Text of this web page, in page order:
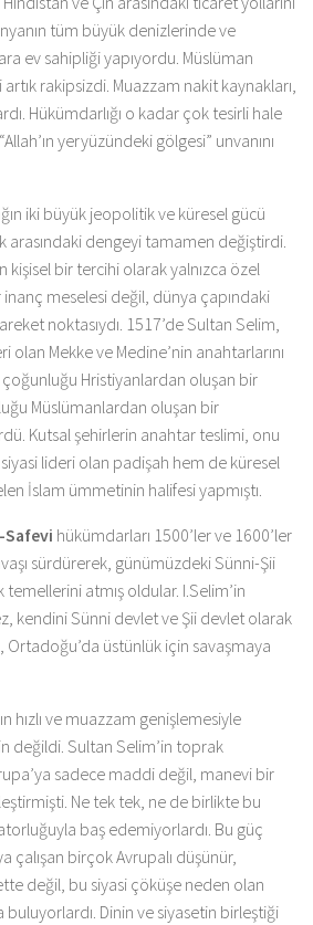
tüm büyük denizlerinde ve
ev sahipliği yapıyordu. Müslüman
rakipsizdi. Muazzam nakit kaynakları,
Hükümdarlığı o kadar çok tesirli hale
yeryüzündeki gölgesi” unvanını
iki büyük jeopolitik ve küresel gücü
arasındaki dengeyi tamamen değiştirdi.
bir tercihi olarak yalnızca özel
meselesi değil, dünya çapındaki
noktasıydı. 1517’de Sultan Selim,
olan Mekke ve Medine’nin anahtarlarını
Hristiyanlardan oluşan bir
Müslümanlardan oluşan bir
Kutsal şehirlerin anahtar teslimi, onu
lideri olan padişah hem de küresel
İslam ümmetinin halifesi yapmıştı.
Safevi hükümdarları 1500’ler ve 1600’ler
sürdürerek, günümüzdeki Sünni-Şii
temellerini atmış oldular. I.Selim’in
kendini Sünni devlet ve Şii devlet olarak
Ortadoğu’da üstünlük için savaşmaya
hızlı ve muazzam genişlemesiyle
değildi. Sultan Selim’in toprak
sadece maddi değil, manevi bir
Ne tek tek, ne de birlikte bu
baş edemiyorlardı. Bu güç
çalışan birçok Avrupalı düşünür,
değil, bu siyasi çöküşe neden olan
Dinin ve siyasetin birleştiği